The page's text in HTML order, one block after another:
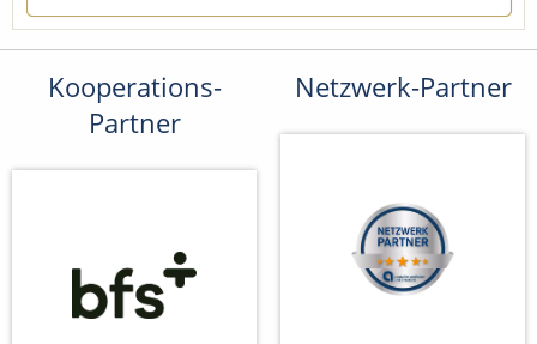
Kooperations-
Partner
Netzwerk-Partner